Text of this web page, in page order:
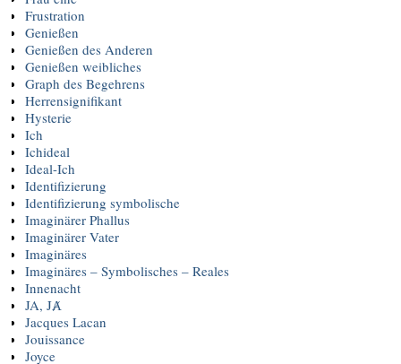
Frustration
Genießen
Genießen des Anderen
Genießen weibliches
Graph des Begehrens
Herrensignifikant
Hysterie
Ich
Ichideal
Ideal-Ich
Identifizierung
Identifizierung symbolische
Imaginärer Phallus
Imaginärer Vater
Imaginäres
Imaginäres – Symbolisches – Reales
Innenacht
JA, JȺ
Jacques Lacan
Jouissance
Joyce